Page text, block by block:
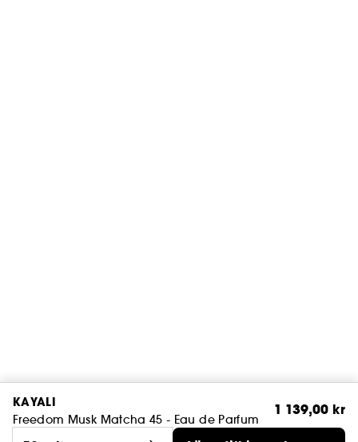
KAYALI
Freedom Musk Matcha 45 - Eau de Parfum
1 139,00 kr